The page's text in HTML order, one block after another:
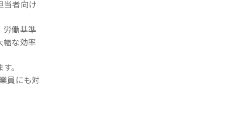
当者向け
労働基準
幅な効率
。
員にも対